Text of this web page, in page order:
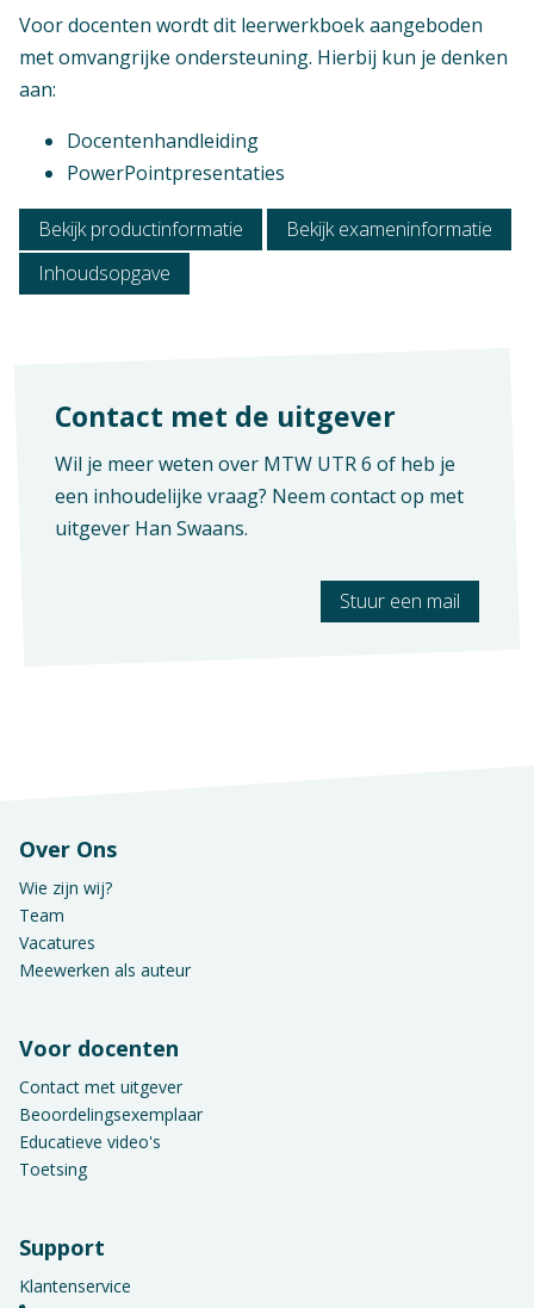
Praktijkvak
250
Voor docenten wordt dit leerwerkboek aangeboden
met omvangrijke ondersteuning. Hierbij kun je denken
aan:
Docentenhandleiding
PowerPointpresentaties
Bekijk productinformatie
Bekijk exameninformatie
Inhoudsopgave
Contact met de uitgever
Wil je meer weten over MTW UTR 6 of heb je
een inhoudelijke vraag? Neem contact op met
uitgever Han Swaans.
Stuur een mail
Over Ons
Wie zijn wij?
Team
Vacatures
Meewerken als auteur
Voor docenten
Contact met uitgever
Beoordelingsexemplaar
Educatieve video's
Toetsing
Support
Klantenservice